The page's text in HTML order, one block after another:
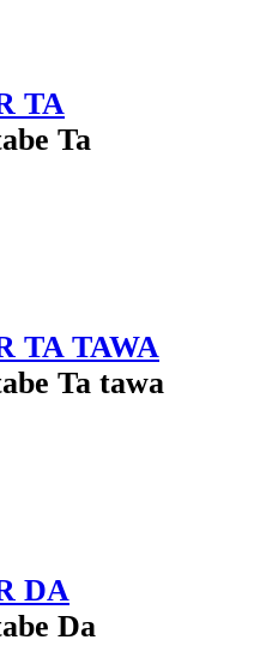
TA
Ta
TA TAWA
Ta tawa
DA
Da